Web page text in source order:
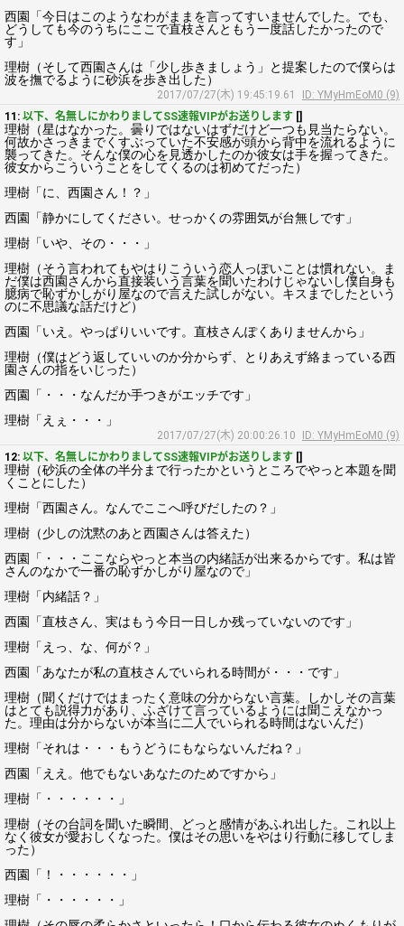
西園「今日はこのようなわがままを言ってすいませんでした。でも、
どうしても今のうちにここで直枝さんともう一度話したかったので
す」
理樹（そして西園さんは「少し歩きましょう」と提案したので僕らは
波を撫でるように砂浜を歩き出した）
2017/07/27(木) 19:45:19.61
ID: YMyHmEoM0 (9)
11: 以下、名無しにかわりましてSS速報VIPがお送りします []
理樹（星はなかった。曇りではないはずだけど一つも見当たらない。
何故かさっきまでくすぶっていた不安感が頭から背中を流れるように
襲ってきた。そんな僕の心を見透かしたのか彼女は手を握ってきた。
彼女からこういうことをしてくるのは初めてだった）
理樹「に、西園さん！？」
西園「静かにしてください。せっかくの雰囲気が台無しです」
理樹「いや、その・・・」
理樹（そう言われてもやはりこういう恋人っぽいことは慣れない。ま
だ僕は西園さんから直接装いう言葉を聞いたわけじゃないし僕自身も
臆病で恥ずかしがり屋なので言えた試しがない。キスまでしたという
のに不思議な話だけど）
西園「いえ。やっぱりいいです。直枝さんぽくありませんから」
理樹（僕はどう返していいのか分からず、とりあえず絡まっている西
園さんの指をいじった）
西園「・・・なんだか手つきがエッチです」
理樹「えぇ・・・」
2017/07/27(木) 20:00:26.10
ID: YMyHmEoM0 (9)
12: 以下、名無しにかわりましてSS速報VIPがお送りします []
理樹（砂浜の全体の半分まで行ったかというところでやっと本題を聞
くことにした）
理樹「西園さん。なんでここへ呼びだしたの？」
理樹（少しの沈黙のあと西園さんは答えた）
西園「・・・ここならやっと本当の内緒話が出来るからです。私は皆
さんのなかで一番の恥ずかしがり屋なので」
理樹「内緒話？」
西園「直枝さん、実はもう今日一日しか残っていないのです」
理樹「えっ、な、何が？」
西園「あなたが私の直枝さんでいられる時間が・・・です」
理樹（聞くだけではまったく意味の分からない言葉。しかしその言葉
はとても説得力があり、ふざけて言っているようには聞こえなかっ
た。理由は分からないが本当に二人でいられる時間はないんだ）
理樹「それは・・・もうどうにもならないんだね？」
西園「ええ。他でもないあなたのためですから」
理樹「・・・・・・」
理樹（その台詞を聞いた瞬間、どっと感情があふれ出した。これ以上
なく彼女が愛おしくなった。僕はその思いをやはり行動に移してしま
った）
西園「！・・・・・・」
理樹「・・・・・・」